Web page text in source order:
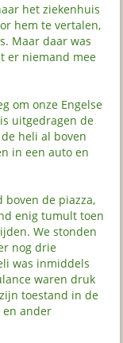
het ziekenhuis
hem te vertalen,
Maar daar was
er niemand mee
om onze Engelse
uitgedragen de
heli al boven
in een auto en
boven de piazza,
enig tumult toen
We stonden
nog drie
was inmiddels
waren druk
toestand in de
en ander